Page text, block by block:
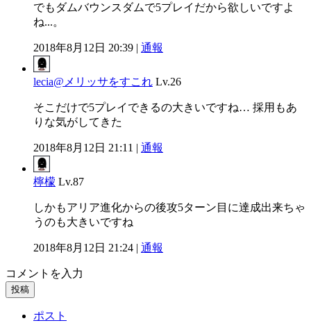
でもダムバウンスダムで5プレイだから欲しいですよ
ね...。
2018年8月12日 20:39 | 通報
lecia@メリッサをすこれ Lv.26
そこだけで5プレイできるの大きいですね… 採用もあ
りな気がしてきた
2018年8月12日 21:11 | 通報
檸檬 Lv.87
しかもアリア進化からの後攻5ターン目に達成出来ちゃ
うのも大きいですね
2018年8月12日 21:24 | 通報
コメントを入力
投稿
ポスト